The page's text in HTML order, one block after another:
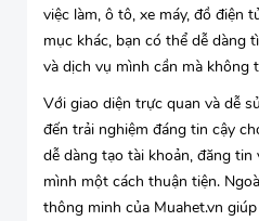
việc làm, ô tô, xe máy, đồ điện
mục khác, bạn có thể dễ dàng
và dịch vụ mình cần mà không
Với giao diện trực quan và dễ
đến trải nghiệm đáng tin cậy
dễ dàng tạo tài khoản, đăng
mình một cách thuận tiện.
thông minh của Muahet.vn